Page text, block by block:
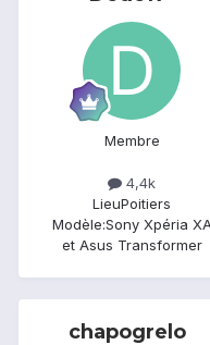
Membre
4,4k
LieuPoitiers
Modèle:Sony Xpéria
et Asus Transformer
chapogrelo